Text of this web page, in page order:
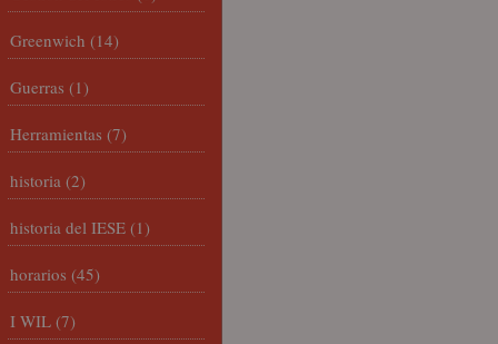
Greenwich (14)
Guerras (1)
Herramientas (7)
historia (2)
historia del IESE (1)
horarios (45)
I WIL (7)